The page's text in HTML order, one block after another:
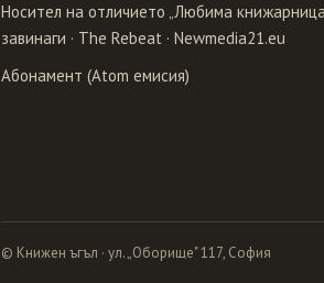
Носител на отличието „Любима
завинаги · The Rebeat · Newmedia21.eu
Абонамент (Atom емисия)
© Книжен ъгъл · ул. „Оборище" 117, София